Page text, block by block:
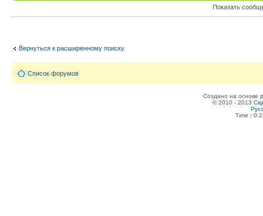
Показать
Вернуться к расширенному поиску
Список форумов
Создано на основе
© 2010 - 2013
Time :